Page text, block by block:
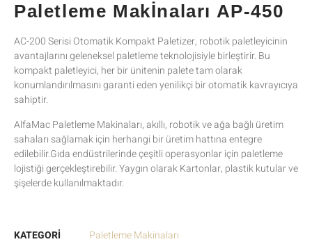
Paletleme Makİnaları AP-450
AC-200 Serisi Otomatik Kompakt Paletizer, robotik paletleyicinin
avantajlarını geleneksel paletleme teknolojisiyle birleştirir. Bu
kompakt paletleyici, her bir ünitenin palete tam olarak
konumlandırılmasını garanti eden yenilikçi bir otomatik kavrayıcıya
sahiptir.
AlfaMac Paletleme Makinaları, akıllı, robotik ve ağa bağlı üretim
sahaları sağlamak için herhangi bir üretim hattına entegre
edilebilir.Gıda endüstrilerinde çeşitli operasyonlar için paletleme
lojistiği gerçekleştirebilir. Yaygın olarak Kartonlar, plastik kutular ve
şişelerde kullanılmaktadır.
KATEGORİ Paletleme Makinaları